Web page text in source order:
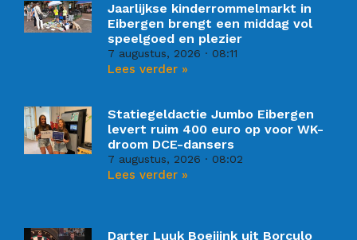
Jaarlijkse kinderrommelmarkt in
Eibergen brengt een middag vol
speelgoed en plezier
7 augustus, 2026 08:11
Lees verder »
Statiegeldactie Jumbo Eibergen
levert ruim 400 euro op voor WK-
droom DCE-dansers
7 augustus, 2026 08:02
Lees verder »
Darter Luuk Boeijink uit Borculo